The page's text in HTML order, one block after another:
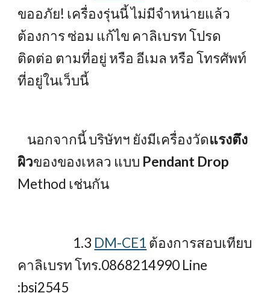
ขออภัย! เครื่องรุ่นนี้ ไม่มีจำหน่ายแล้ว
ต้องการ ซ่อม แก้ไข คาลิเบรท โปรด
ติดต่อ ตามที่อยู่ หรือ อีเมล หรือ โทรศัพท์
ที่อยู่ในเว็บนี้
นอกจากนี้ บริษัทฯ ยังมีเครื่องวัดแรงตึง
ผิวของของเหลว แบบ Pendant Drop
Method เช่นกัน
1.3 DM-CE1 ต้องการสอบเทียบ
คาลิเบรท โทร.0868214990 Line
:bsi2545